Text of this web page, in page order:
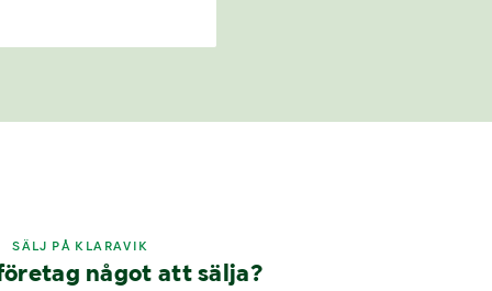
SÄLJ PÅ KLARAVIK
något att sälja?